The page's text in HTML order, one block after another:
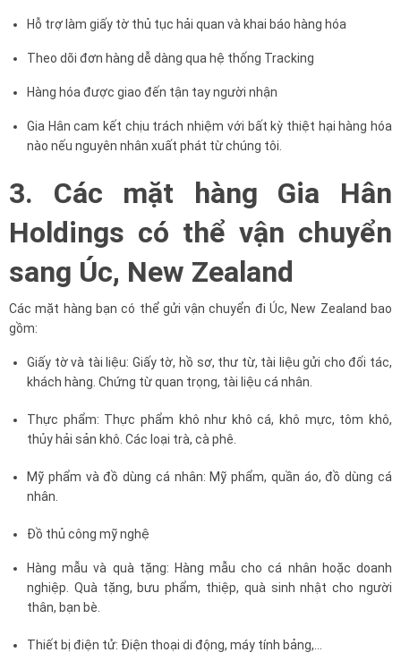
Hỗ trợ làm giấy tờ thủ tục hải quan và khai báo hàng hóa
Theo dõi đơn hàng dễ dàng qua hệ thống Tracking
Hàng hóa được giao đến tận tay người nhận
Gia Hân cam kết chịu trách nhiệm với bất kỳ thiệt hại hàng hóa
nào nếu nguyên nhân xuất phát từ chúng tôi.
3. Các mặt hàng Gia Hân
Holdings có thể vận chuyển
sang Úc, New Zealand
Các mặt hàng bạn có thể gửi vận chuyển đi Úc, New Zealand bao
gồm:
Giấy tờ và tài liệu: Giấy tờ, hồ sơ, thư từ, tài liệu gửi cho đối tác,
khách hàng. Chứng từ quan trọng, tài liệu cá nhân.
Thực phẩm: Thực phẩm khô như khô cá, khô mực, tôm khô,
thủy hải sản khô. Các loại trà, cà phê.
Mỹ phẩm và đồ dùng cá nhân: Mỹ phẩm, quần áo, đồ dùng cá
nhân.
Đồ thủ công mỹ nghệ
Hàng mẫu và quà tặng: Hàng mẫu cho cá nhân hoặc doanh
nghiệp. Quà tặng, bưu phẩm, thiệp, quà sinh nhật cho người
thân, bạn bè.
Thiết bị điện tử: Điện thoại di động, máy tính bảng,...